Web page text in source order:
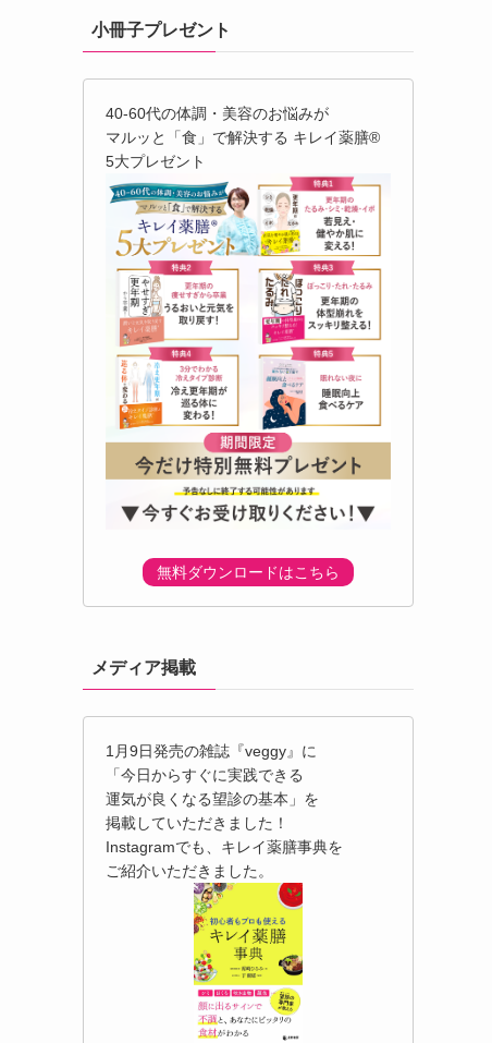
小冊子プレゼント
40-60代の体調・美容のお悩みが
マルッと「食」で解決する キレイ薬膳®︎
5大プレゼント
無料ダウンロードはこちら
メディア掲載
1月9日発売の雑誌『veggy』に
「今日からすぐに実践できる
運気が良くなる望診の基本」を
掲載していただきました！
Instagramでも、キレイ薬膳事典を
ご紹介いただきました。